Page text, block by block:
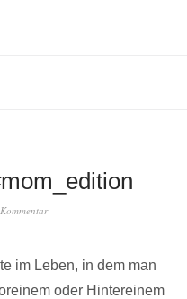
im Leben, in dem man
oder Hintereinem